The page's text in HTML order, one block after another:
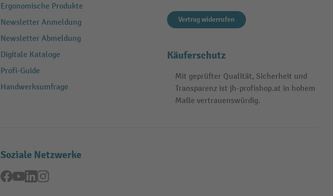
Ergonomische Produkte
Newsletter Anmeldung
Newsletter Abmeldung
Digitale Kataloge
Profi-Guide
Handwerksumfrage
Vertrag widerrufen
Käuferschutz
Mit geprüfter Qualität, Sicherheit und
Transparenz ist jh-profishop.at in hohem
Maße vertrauenswürdig.
Soziale Netzwerke
Facebook
YouTubeLinkedInInstagram